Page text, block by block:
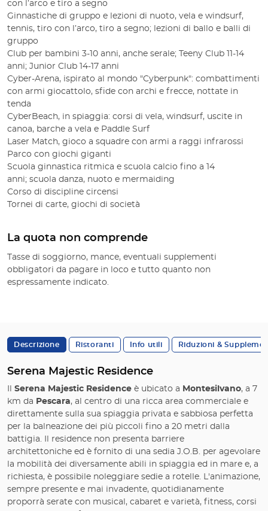
con l’arco e tiro a segno
Ginnastiche di gruppo e lezioni di nuoto, vela e windsurf,
tennis, tiro con l’arco, tiro a segno; lezioni di ballo e balli di
gruppo
Club per bambini 3-10 anni, anche serale; Teeny Club 11-14
anni; Junior Club 14-17 anni
Cyber-Arena, ispirato al mondo "Cyberpunk": combattimenti
con armi giocattolo, sfide con archi e frecce, nottate in
tenda
CyberBeach, in spiaggia: corsi di vela, windsurf, uscite in
canoa, barche a vela e Paddle Surf
Laser Match, gioco a squadre con armi a raggi infrarossi
Parco con giochi giganti
Scuola ginnastica ritmica e scuola calcio fino a 14
anni; scuola danza, nuoto e mermaiding
Corso di discipline circensi
Tornei di carte, giochi di società
La quota non comprende
Tasse di soggiorno, mance, eventuali supplementi
obbligatori da pagare in loco e tutto quanto non
espressamente indicato.
Descrizione Ristoranti Info utili Riduzioni &
Serena Majestic Residence
Serena Majestic Residence è ubicato a Montesilvano, a 7
km da Pescara, al centro di una ricca area commerciale e
direttamente sulla sua spiaggia privata e sabbiosa perfetta
per la balneazione dei più piccoli fino a 20 metri dalla
battigia. Il residence non presenta barriere
architettoniche ed è fornito di una sedia J.O.B. per agevolare
la mobilità dei diversamente abili in spiaggia ed in mare e, a
richiesta, è possibile noleggiare sedie a rotelle. L'animazione,
sempre presente e mai invadente, quotidianamente
proporrà serate con musical, cabaret e varietà, fitness, corsi